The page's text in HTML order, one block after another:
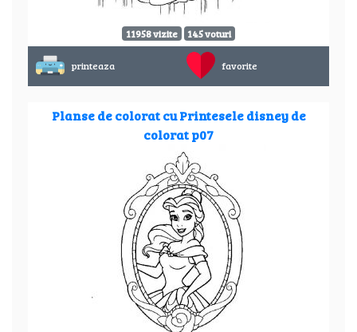
11958 vizite 145 voturi
printeaza favorite
Planse de colorat cu Printesele disney de
colorat p07